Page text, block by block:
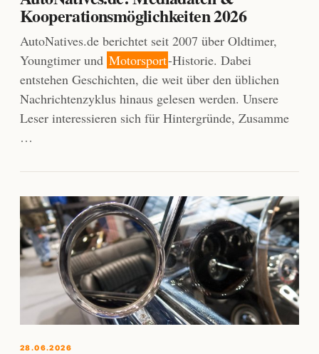
Kooperationsmöglichkeiten 2026
AutoNatives.de berichtet seit 2007 über Oldtimer,
Youngtimer und Motorsport-Historie. Dabei
entstehen Geschichten, die weit über den üblichen
Nachrichtenzyklus hinaus gelesen werden. Unsere
Leser interessieren sich für Hintergründe, Zusamme
…
28.06.2026